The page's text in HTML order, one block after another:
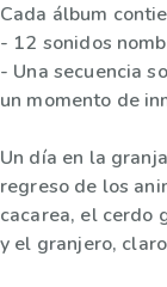
Cada álbum
- 12 sonidos
- Una secuencia
un momento de
Un día en la
regreso de los
cacarea, el cerdo
y el granjero,